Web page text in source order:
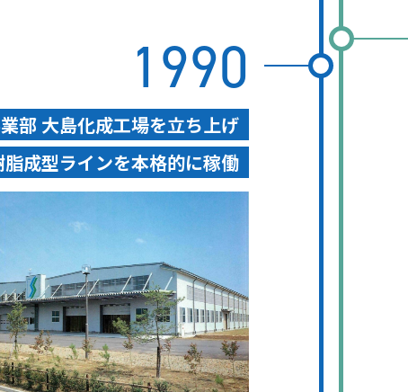
1990
部 大島化成工場を立ち上げ
成型ラインを本格的に稼働